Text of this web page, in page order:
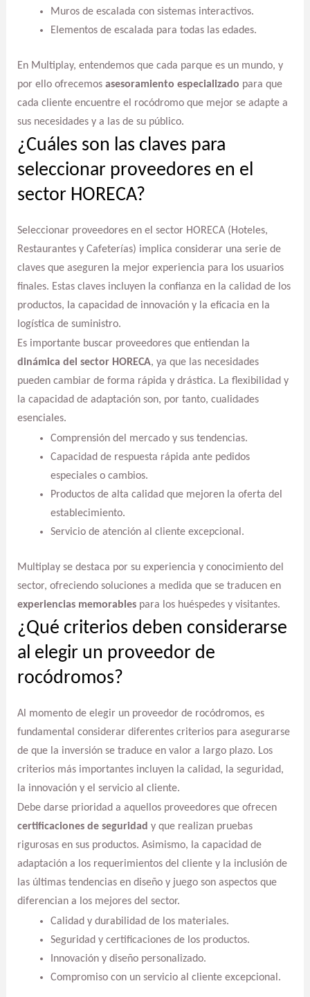
Muros de escalada con sistemas interactivos.
Elementos de escalada para todas las edades.
En Multiplay, entendemos que cada parque es un mundo, y
por ello ofrecemos asesoramiento especializado para que
cada cliente encuentre el rocódromo que mejor se adapte a
sus necesidades y a las de su público.
¿Cuáles son las claves para
seleccionar proveedores en el
sector HORECA?
Seleccionar proveedores en el sector HORECA (Hoteles,
Restaurantes y Cafeterías) implica considerar una serie de
claves que aseguren la mejor experiencia para los usuarios
finales. Estas claves incluyen la confianza en la calidad de los
productos, la capacidad de innovación y la eficacia en la
logística de suministro.
Es importante buscar proveedores que entiendan la
dinámica del sector HORECA, ya que las necesidades
pueden cambiar de forma rápida y drástica. La flexibilidad y
la capacidad de adaptación son, por tanto, cualidades
esenciales.
Comprensión del mercado y sus tendencias.
Capacidad de respuesta rápida ante pedidos
especiales o cambios.
Productos de alta calidad que mejoren la oferta del
establecimiento.
Servicio de atención al cliente excepcional.
Multiplay se destaca por su experiencia y conocimiento del
sector, ofreciendo soluciones a medida que se traducen en
experiencias memorablespara los huéspedes y visitantes.
¿Qué criterios deben considerarse
al elegir un proveedor de
rocódromos?
Al momento de elegir un proveedor de rocódromos, es
fundamental considerar diferentes criterios para asegurarse
de que la inversión se traduce en valor a largo plazo. Los
criterios más importantes incluyen la calidad, la seguridad,
la innovación y el servicio al cliente.
Debe darse prioridad a aquellos proveedores que ofrecen
certificaciones de seguridad y que realizan pruebas
rigurosas en sus productos. Asimismo, la capacidad de
adaptación a los requerimientos del cliente y la inclusión de
las últimas tendencias en diseño y juego son aspectos que
diferencian a los mejores del sector.
Calidad y durabilidad de los materiales.
Seguridad y certificaciones de los productos.
Innovación y diseño personalizado.
Compromiso con un servicio al cliente excepcional.